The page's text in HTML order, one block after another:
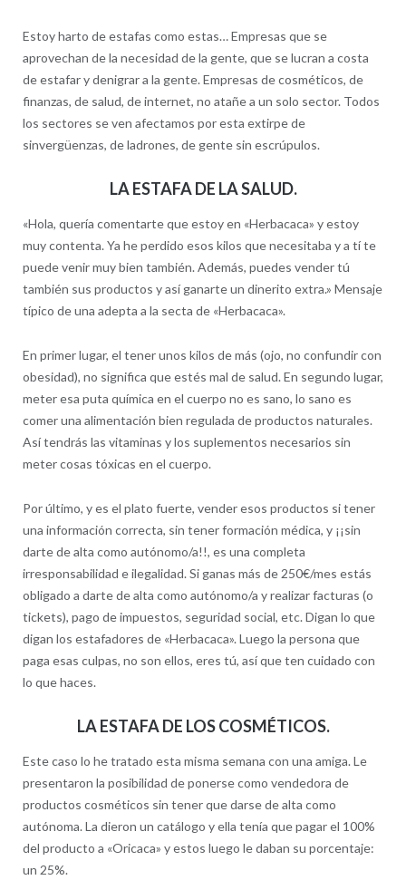
Estoy harto de estafas como estas… Empresas que se
aprovechan de la necesidad de la gente, que se lucran a costa
de estafar y denigrar a la gente. Empresas de cosméticos, de
finanzas, de salud, de internet, no atañe a un solo sector. Todos
los sectores se ven afectamos por esta extirpe de
sinvergüenzas, de ladrones, de gente sin escrúpulos.
LA ESTAFA DE LA SALUD.
«Hola, quería comentarte que estoy en «Herbacaca» y estoy
muy contenta. Ya he perdido esos kilos que necesitaba y a tí te
puede venir muy bien también. Además, puedes vender tú
también sus productos y así ganarte un dinerito extra.» Mensaje
típico de una adepta a la secta de «Herbacaca».
En primer lugar, el tener unos kilos de más (ojo, no confundir con
obesidad), no significa que estés mal de salud. En segundo lugar,
meter esa puta química en el cuerpo no es sano, lo sano es
comer una alimentación bien regulada de productos naturales.
Así tendrás las vitaminas y los suplementos necesarios sin
meter cosas tóxicas en el cuerpo.
Por último, y es el plato fuerte, vender esos productos si tener
una información correcta, sin tener formación médica, y ¡¡sin
darte de alta como autónomo/a!!, es una completa
irresponsabilidad e ilegalidad. Si ganas más de 250€/mes estás
obligado a darte de alta como autónomo/a y realizar facturas (o
tickets), pago de impuestos, seguridad social, etc. Digan lo que
digan los estafadores de «Herbacaca». Luego la persona que
paga esas culpas, no son ellos, eres tú, así que ten cuidado con
lo que haces.
LA ESTAFA DE LOS COSMÉTICOS.
Este caso lo he tratado esta misma semana con una amiga. Le
presentaron la posibilidad de ponerse como vendedora de
productos cosméticos sin tener que darse de alta como
autónoma. La dieron un catálogo y ella tenía que pagar el 100%
del producto a «Oricaca» y estos luego le daban su porcentaje:
un 25%.